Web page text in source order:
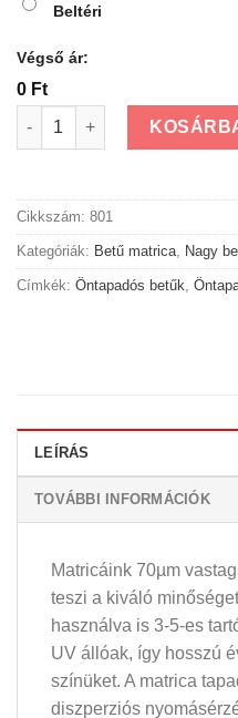
Beltéri
Végső ár:
0 Ft
Öntapadós nagy betű
Cikkszám: 801
Kategóriák: Betű matrica Nagy
Címkék: Öntapadós betűk
LEÍRÁS
TOVÁBBI INFORMÁCIÓK
Matricáink 70µm
teszi a kiváló
használva is 3-5-es
UV állóak, így hosszú
színüket. A matrica
diszperziós